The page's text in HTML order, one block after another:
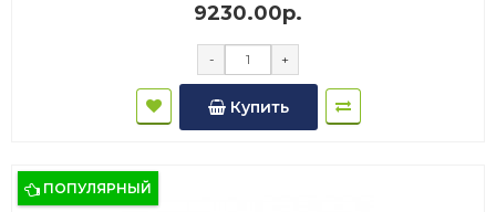
9230.00р.
- +
Купить
ПОПУЛЯРНЫЙ